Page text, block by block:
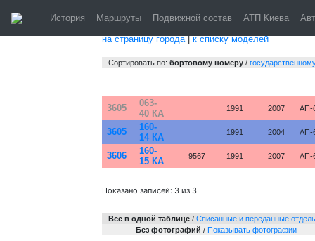
История Маршруты Подвижной состав АТП Киева
на страницу города|к списку моделей
Сортировать по: бортовому номеру /
3605
063-
40 КА
1991 2007 АП-
3605
160-
14 КА
1991 2004 АП-
3606
160-
15 КА
9567 1991 2007 АП-
Показано записей: 3 из 3
Всё в одной таблице / Cписанные и переданные
Без фотографий / Показывать фотографии